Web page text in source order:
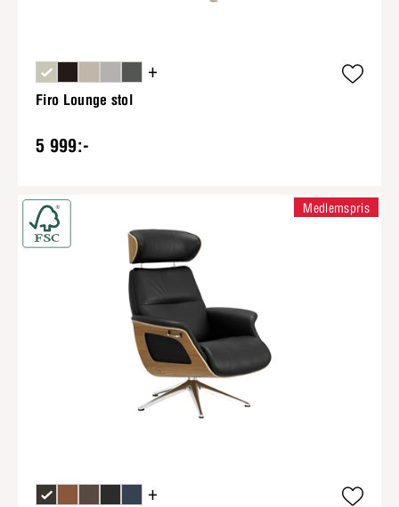
+
Firo Lounge stol
5 999:-
+
Medlemspris